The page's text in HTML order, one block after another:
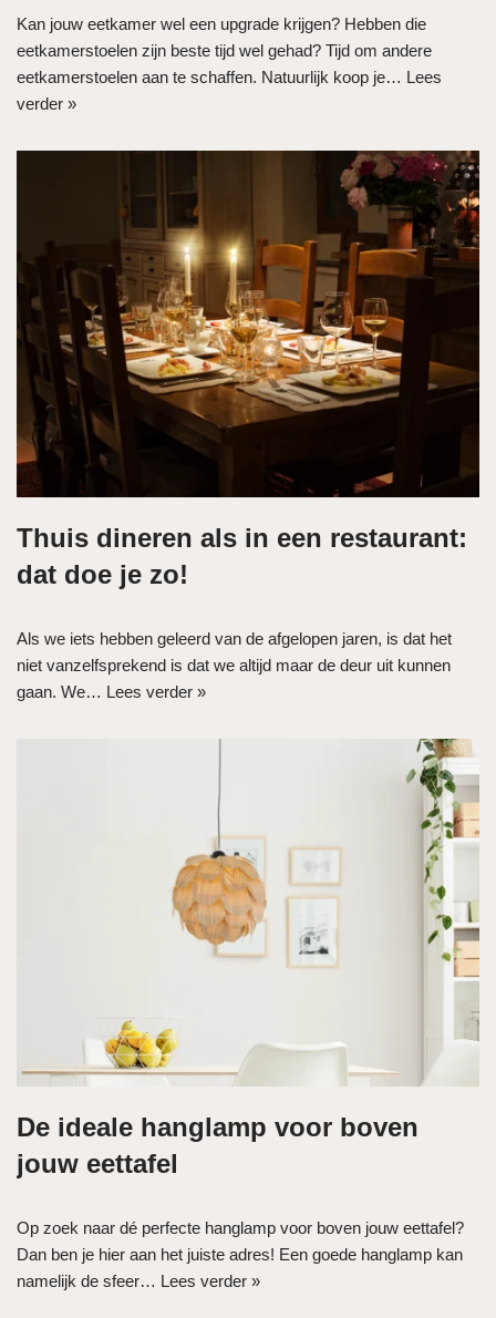
Kan jouw eetkamer wel een upgrade krijgen? Hebben die
eetkamerstoelen zijn beste tijd wel gehad? Tijd om andere
eetkamerstoelen aan te schaffen. Natuurlijk koop je… Lees
verder »
Thuis dineren als in een restaurant:
dat doe je zo!
Als we iets hebben geleerd van de afgelopen jaren, is dat het
niet vanzelfsprekend is dat we altijd maar de deur uit kunnen
gaan. We… Lees verder »
De ideale hanglamp voor boven
jouw eettafel
Op zoek naar dé perfecte hanglamp voor boven jouw eettafel?
Dan ben je hier aan het juiste adres! Een goede hanglamp kan
namelijk de sfeer… Lees verder »